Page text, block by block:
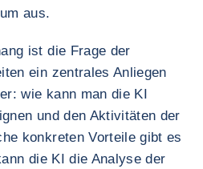
aus.
ist die Frage der
ein zentrales Anliegen
wie kann man die KI
und den Aktivitäten der
konkreten Vorteile gibt es
die KI die Analyse der